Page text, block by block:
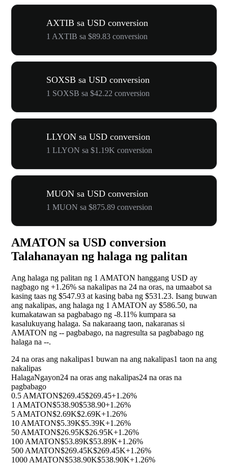
AXTIB sa USD conversion
1 AXTIB sa $89.83 conversion
SOXSB sa USD conversion
1 SOXSB sa $42.22 conversion
LLYON sa USD conversion
1 LLYON sa $1.19K conversion
MUON sa USD conversion
1 MUON sa $875.89 conversion
AMATON sa USD conversion
Talahanayan ng halaga ng palitan
Ang halaga ng palitan ng 1 AMATON hanggang USD ay
nagbago ng +1.26% sa nakalipas na 24 na oras, na umaabot sa
kasing taas ng $547.93 at kasing baba ng $531.23. Isang buwan
ang nakalipas, ang halaga ng 1 AMATON ay $586.50, na
kumakatawan sa pagbabago ng -8.11% kumpara sa
kasalukuyang halaga. Sa nakaraang taon, nakaranas si
AMATON ng -- pagbabago, na nagresulta sa pagbabago ng
halaga na --.
24 na oras ang nakalipas1 buwan na ang nakalipas1 taon na ang
nakalipas
HalagaNgayon24 na oras ang nakalipas24 na oras na
pagbabago
0.5 AMATON$269.45$269.45+1.26%
1 AMATON$538.90$538.90+1.26%
5 AMATON$2.69K$2.69K+1.26%
10 AMATON$5.39K$5.39K+1.26%
50 AMATON$26.95K$26.95K+1.26%
100 AMATON$53.89K$53.89K+1.26%
500 AMATON$269.45K$269.45K+1.26%
1000 AMATON$538.90K$538.90K+1.26%